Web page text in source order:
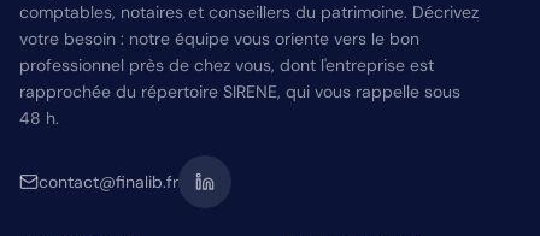
comptables, notaires et conseillers du patrimoine. Décrivez
votre besoin : notre équipe vous oriente vers le bon
professionnel près de chez vous, dont l'entreprise est
rapprochée du répertoire SIRENE, qui vous rappelle sous
48 h.
contact@finalib.fr